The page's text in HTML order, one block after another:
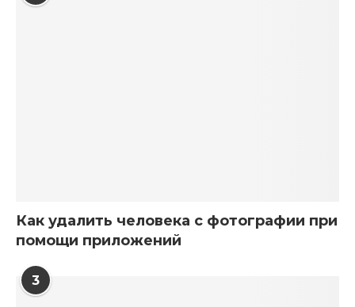
Как удалить человека с фотографии при
помощи приложений
3